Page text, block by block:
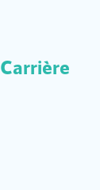
Carrière